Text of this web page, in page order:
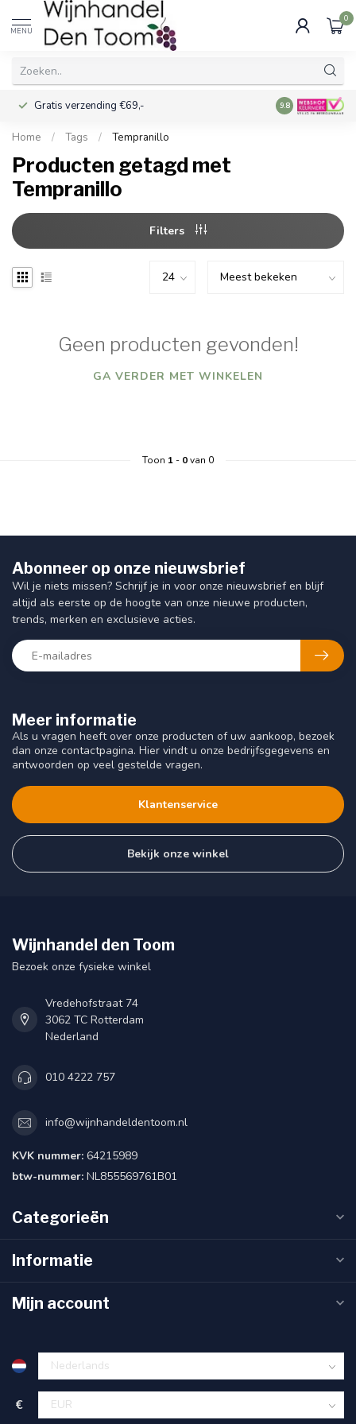
MENU
0
Gratis verzending €69,- Voor 16:00
9.8
Home / Tags / Tempranillo
Producten getagd met
Tempranillo
Filters
Geen producten gevonden!
GA VERDER MET WINKELEN
Toon 1- 0van 0
Meer informatie
Als u vragen heeft over onze producten of uw aankoop, bezoek
dan onze contactpagina. Hier vindt u onze bedrijfsgegevens en
antwoorden op veel gestelde vragen.
Klantenservice
Bekijk onze winkel
Abonneer op onze nieuwsbrief
Wil je niets missen? Schrijf je in voor onze nieuwsbrief en blijf
altijd als eerste op de hoogte van onze nieuwe producten,
trends, merken en exclusieve acties.
Wijnhandel den Toom
Bezoek onze fysieke winkel
Vredehofstraat 74
3062 TC Rotterdam
Nederland
010 4222 757
info@wijnhandeldentoom.nl
KVK nummer: 64215989
btw-nummer: NL855569761B01
Categorieën
Informatie
Mijn account
€